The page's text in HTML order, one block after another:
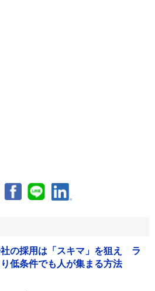
の採用は「スキマ」を狙え ラ
低条件でも人が集まる方法